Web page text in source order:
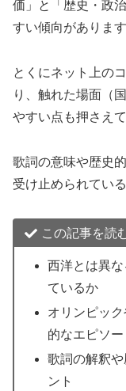
価」と「歴史・政
すい傾向があります
とくにネット上の
り、触れた場面（
やすい点も押さえ
歌詞の意味や歴史
受け止められてい
この記事を読
西洋とは異
ているか
オリンピッ
的なエピソー
歌詞の解釈
ント